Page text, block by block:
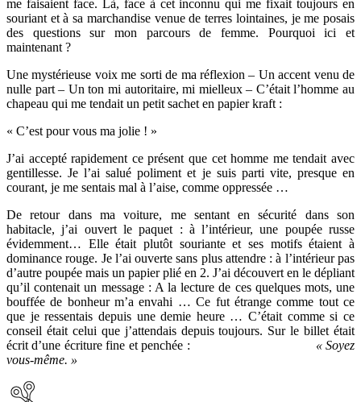
me faisaient face. Là, face à cet inconnu qui me fixait toujours en
souriant et à sa marchandise venue de terres lointaines, je me posais
des questions sur mon parcours de femme. Pourquoi ici et
maintenant ?
Une mystérieuse voix me sorti de ma réflexion – Un accent venu de
nulle part – Un ton mi autoritaire, mi mielleux – C’était l’homme au
chapeau qui me tendait un petit sachet en papier kraft :
« C’est pour vous ma jolie ! »
J’ai accepté rapidement ce présent que cet homme me tendait avec
gentillesse. Je l’ai salué poliment et je suis parti vite, presque en
courant, je me sentais mal à l’aise, comme oppressée …
De retour dans ma voiture, me sentant en sécurité dans son
habitacle, j’ai ouvert le paquet : à l’intérieur, une poupée russe
évidemment… Elle était plutôt souriante et ses motifs étaient à
dominance rouge. Je l’ai ouverte sans plus attendre : à l’intérieur pas
d’autre poupée mais un papier plié en 2. J’ai découvert en le dépliant
qu’il contenait un message : A la lecture de ces quelques mots, une
bouffée de bonheur m’a envahi … Ce fut étrange comme tout ce
que je ressentais depuis une demie heure … C’était comme si ce
conseil était celui que j’attendais depuis toujours. Sur le billet était
écrit d’une écriture fine et penchée : « Soyez
vous-même. »